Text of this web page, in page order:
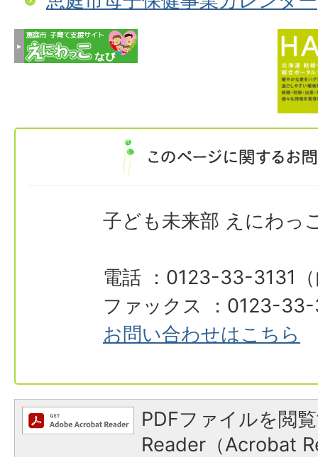
子ども未来部 えにわっ
電話 ：0123-33-3131
ファックス ：0123-
お問い合わせはこちら
PDFファイルを閲
Reader（Acrobat